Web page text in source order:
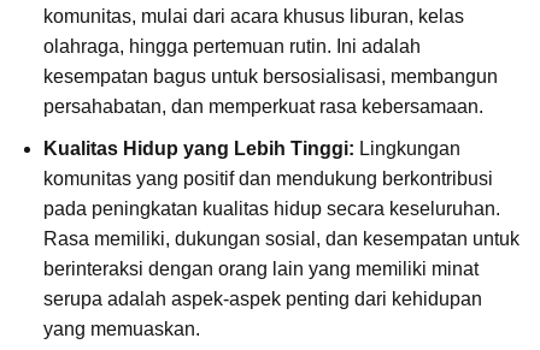
komunitas, mulai dari acara khusus liburan, kelas
olahraga, hingga pertemuan rutin. Ini adalah
kesempatan bagus untuk bersosialisasi, membangun
persahabatan, dan memperkuat rasa kebersamaan.
Kualitas Hidup yang Lebih Tinggi: Lingkungan
komunitas yang positif dan mendukung berkontribusi
pada peningkatan kualitas hidup secara keseluruhan.
Rasa memiliki, dukungan sosial, dan kesempatan untuk
berinteraksi dengan orang lain yang memiliki minat
serupa adalah aspek-aspek penting dari kehidupan
yang memuaskan.